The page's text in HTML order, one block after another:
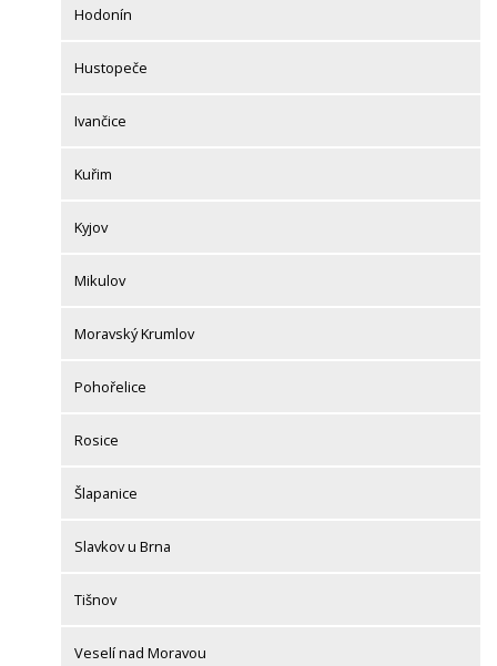
Hodonín
Hustopeče
Ivančice
Kuřim
Kyjov
Mikulov
Moravský Krumlov
Pohořelice
Rosice
Šlapanice
Slavkov u Brna
Tišnov
Veselí nad Moravou